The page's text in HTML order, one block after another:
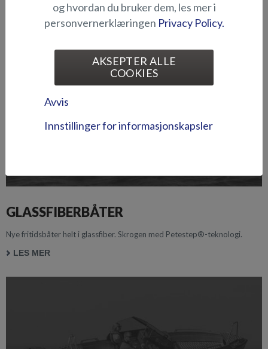
GLASSFIBERBÅTER
Nye fritidsbåter helt i glassfiber. Skrogen med Petestep®-teknologi.
LES MER
og hvordan du bruker dem, les mer i
personvernerklæringen Privacy Policy.
AKSEPTER ALLE
COOKIES
Avvis
Innstillinger for informasjonskapsler